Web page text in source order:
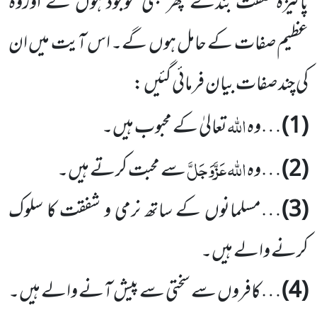
عظیم صفات کے حامل ہوں گے۔ اس آیت میں ان
کی چند صفات بیان فرمائی گئیں :
(1) …وہاللہتعالیٰ کے محبوب ہیں۔
(2) …وہاللہ عَزَّوَجَلَّسے محبت کرتے ہیں۔
(3) …مسلمانوں کے ساتھ نرمی و شفقت کا سلوک
کرنے والے ہیں۔
(4) …کافروں سے سختی سے پیش آنے والے ہیں۔